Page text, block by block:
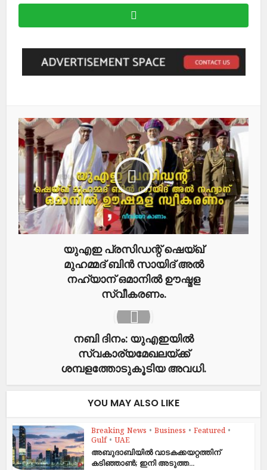
യുഎഇ പ്രസിഡന്റ് ഷെയ്ഖ്
മുഹമ്മദ് ബിൻ സായിദ് അൽ
നഹ്യാന് ഒമാനിൽ ഊഷ്മള
സ്വീകരണം.
നബി ദിനം: യുഎഇയിൽ
സ്വകാര്യമേഖലയ്ക്ക്
ശമ്പളത്തോടുകൂടിയ അവധി.
YOU MAY ALSO LIKE
Breaking News • Business • Featured •
Gulf • UAE
അബുദാബിയിൽ വാടകക്കയറ്റത്തിന്
കടിഞ്ഞാൺ; ഇനി അടുത്ത...